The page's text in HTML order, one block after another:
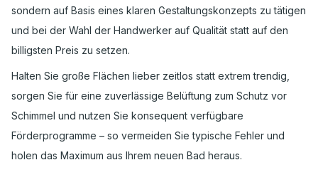
sondern auf Basis eines klaren Gestaltungskonzepts zu tätigen
und bei der Wahl der Handwerker auf Qualität statt auf den
billigsten Preis zu setzen.
Halten Sie große Flächen lieber zeitlos statt extrem trendig,
sorgen Sie für eine zuverlässige Belüftung zum Schutz vor
Schimmel und nutzen Sie konsequent verfügbare
Förderprogramme – so vermeiden Sie typische Fehler und
holen das Maximum aus Ihrem neuen Bad heraus.